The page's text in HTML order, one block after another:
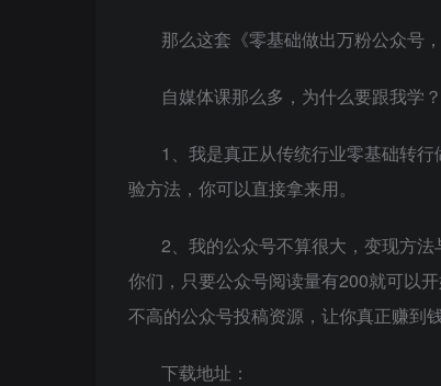
那么这套《零基础做出万粉公众号
自媒体课那么多，为什么要跟我学？
1、我是真正从传统行业零基础转
验方法，你可以直接拿来用。
2、我的公众号不算很大，变现方
你们，只要公众号阅读量有200就可以
不高的公众号投稿资源，让你真正赚到钱
下载地址：